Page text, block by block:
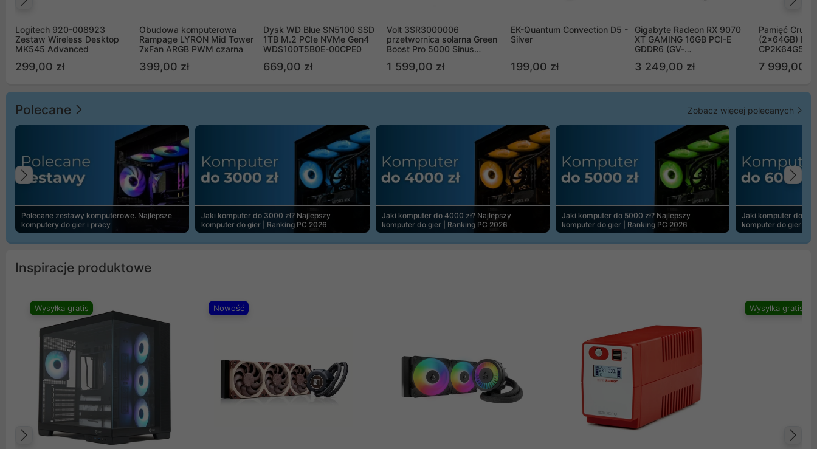
Logitech 920-008923
Zestaw Wireless Desktop
MK545 Advanced
299,00 zł
Obudowa komputerowa
Rampage LYRON Mid Tower
7xFan ARGB PWM czarna
399,00 zł
Dysk WD Blue SN5100 SSD
1TB M.2 PCIe NVMe Gen4
WDS100T5B0E-00CPE0
669,00 zł
Volt 3SR3000006
przetwornica solarna Green
Boost Pro 5000 Sinus
1 599,00 zł
EK-Quantum Convection D5 -
Silver
199,00 zł
Gigabyte Radeon RX 9070
XT GAMING 16GB PCI-E
GDDR6 (GV-
3 249,00 zł
Pamięć
(2x64GB)
7 999,00 zł
Polecane Zobacz więcej polecanych
Polecane zestawy komputerowe. Najlepsze
komputery do gier i pracy
Jaki komputer do 3000 zł? Najlepszy
komputer do gier | Ranking PC 2026
Jaki komputer do 4000 zł? Najlepszy
komputer do gier | Ranking PC 2026
Jaki komputer do 5000 zł? Najlepszy
komputer do gier | Ranking PC 2026
Jaki komputer do
komputer do gier |
Poprzedni
Inspiracje produktowe
Wysyłka gratis Nowość Wysyłka gratis